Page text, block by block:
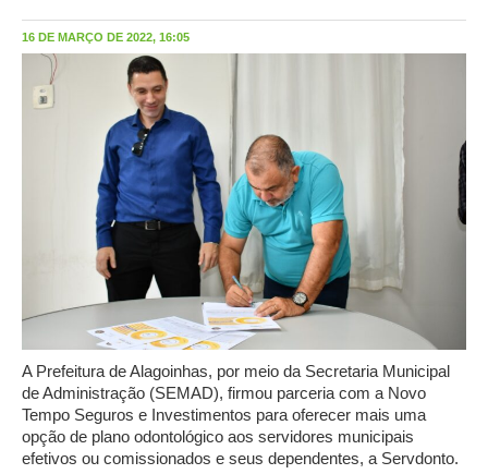
16 DE MARÇO DE 2022, 16:05
A Prefeitura de Alagoinhas, por meio da Secretaria Municipal
de Administração (SEMAD), firmou parceria com a Novo
Tempo Seguros e Investimentos para oferecer mais uma
opção de plano odontológico aos servidores municipais
efetivos ou comissionados e seus dependentes, a Servdonto.